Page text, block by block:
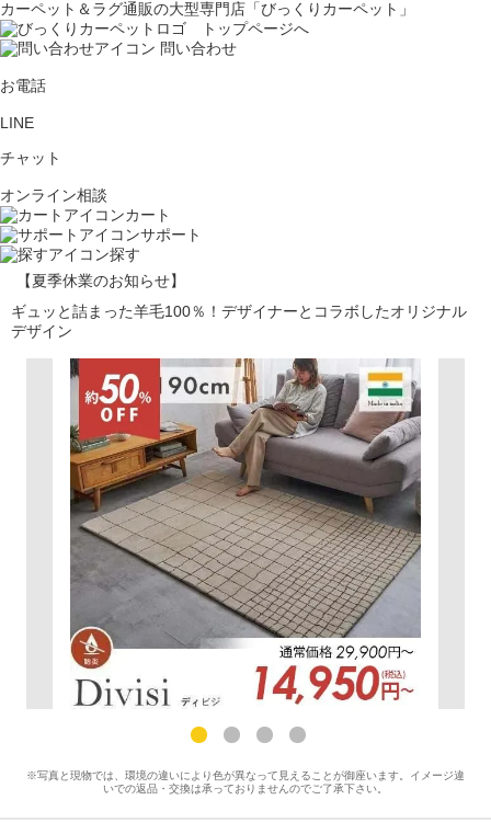
カーペット＆ラグ通販の大型専門店「びっくりカーペット」
問い合わせ
お電話
LINE
チャット
オンライン相談
カート
サポート
探す
【夏季休業のお知らせ】
ギュッと詰まった羊毛100％！デザイナーとコラボしたオリジナル
デザイン
※写真と現物では、環境の違いにより色が異なって見えることが御座います。イメージ違
いでの返品・交換は承っておりませんのでご了承下さい。